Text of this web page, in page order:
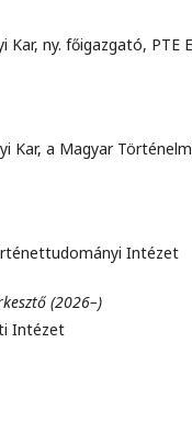
ny. főigazgató, PTE
Kar, a Magyar
Intézet
(2026–)
Intézet